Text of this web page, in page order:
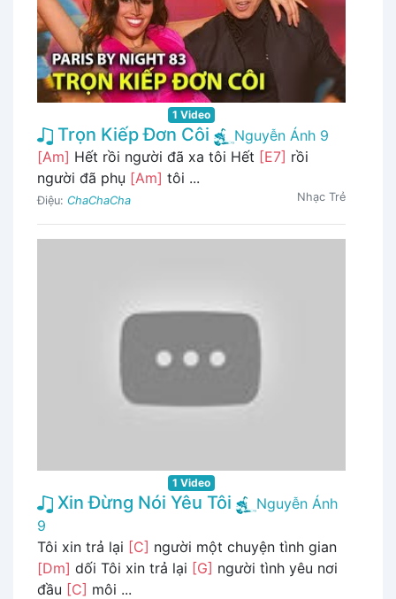
1 Video
Trọn Kiếp Đơn Côi
Nguyễn Ánh 9
[Am] Hết rồi người đã xa tôi Hết [E7] rồi
người đã phụ [Am] tôi ...
Điệu: ChaChaCha Nhạc Trẻ
1 Video
Xin Đừng Nói Yêu Tôi
Nguyễn Ánh
9
Tôi xin trả lại [C] người một chuyện tình gian
[Dm] dối Tôi xin trả lại [G] người tình yêu nơi
đầu [C] môi ...